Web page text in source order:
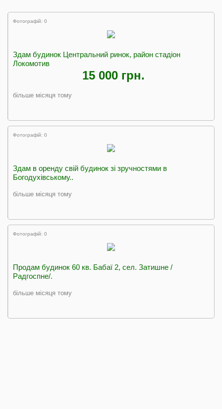
Фотографій: 0
Здам будинок Центральний ринок, район стадіон
Локомотив
15 000 грн.
більше місяця тому
Фотографій: 0
Здам в оренду свій будинок зі зручностями в
Богодухівському..
більше місяця тому
Фотографій: 0
Продам будинок 60 кв. Бабаї 2, сел. Затишне /
Радгоспне/.
більше місяця тому